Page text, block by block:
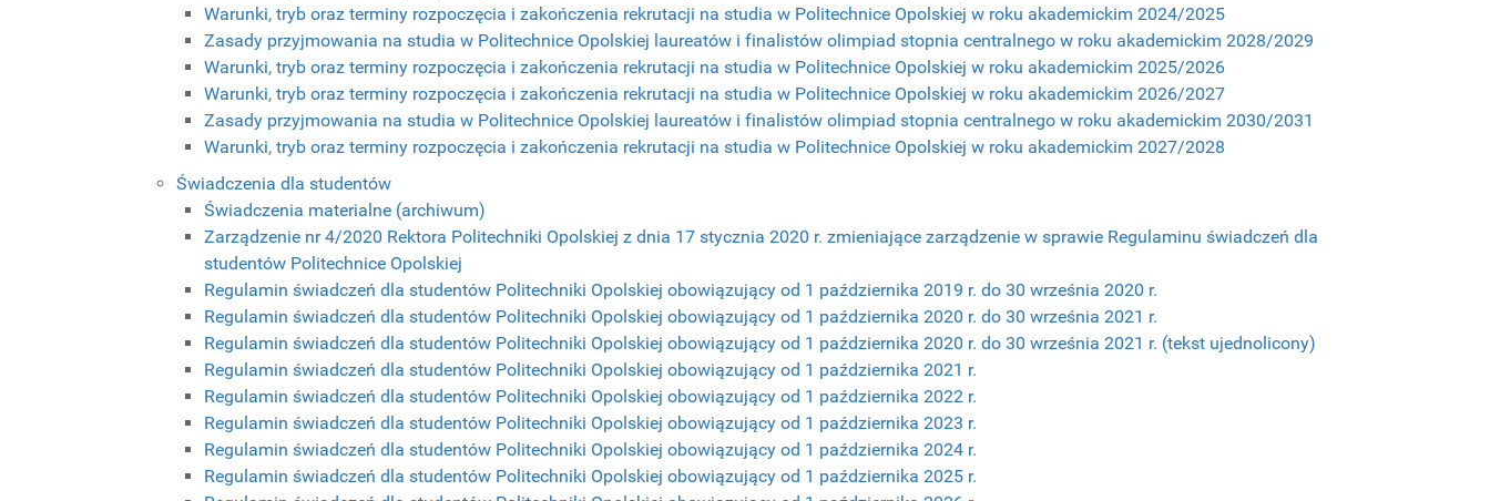
Warunki, tryb oraz terminy rozpoczęcia i zakończenia rekrutacji na studia w Politechnice Opolskiej w roku akademickim 2024/2025
Zasady przyjmowania na studia w Politechnice Opolskiej laureatów i finalistów olimpiad stopnia centralnego w roku akademickim 2028/2029
Warunki, tryb oraz terminy rozpoczęcia i zakończenia rekrutacji na studia w Politechnice Opolskiej w roku akademickim 2025/2026
Warunki, tryb oraz terminy rozpoczęcia i zakończenia rekrutacji na studia w Politechnice Opolskiej w roku akademickim 2026/2027
Zasady przyjmowania na studia w Politechnice Opolskiej laureatów i finalistów olimpiad stopnia centralnego w roku akademickim 2030/2031
Warunki, tryb oraz terminy rozpoczęcia i zakończenia rekrutacji na studia w Politechnice Opolskiej w roku akademickim 2027/2028
Świadczenia dla studentów
Świadczenia materialne (archiwum)
Zarządzenie nr 4/2020 Rektora Politechniki Opolskiej z dnia 17 stycznia 2020 r. zmieniające zarządzenie w sprawie Regulaminu świadczeń dla
studentów Politechnice Opolskiej
Regulamin świadczeń dla studentów Politechniki Opolskiej obowiązujący od 1 października 2019 r. do 30 września 2020 r.
Regulamin świadczeń dla studentów Politechniki Opolskiej obowiązujący od 1 października 2020 r. do 30 września 2021 r.
Regulamin świadczeń dla studentów Politechniki Opolskiej obowiązujący od 1 października 2020 r. do 30 września 2021 r. (tekst ujednolicony)
Regulamin świadczeń dla studentów Politechniki Opolskiej obowiązujący od 1 października 2021 r.
Regulamin świadczeń dla studentów Politechniki Opolskiej obowiązujący od 1 października 2022 r.
Regulamin świadczeń dla studentów Politechniki Opolskiej obowiązujący od 1 października 2023 r.
Regulamin świadczeń dla studentów Politechniki Opolskiej obowiązujący od 1 października 2024 r.
Regulamin świadczeń dla studentów Politechniki Opolskiej obowiązujący od 1 października 2025 r.